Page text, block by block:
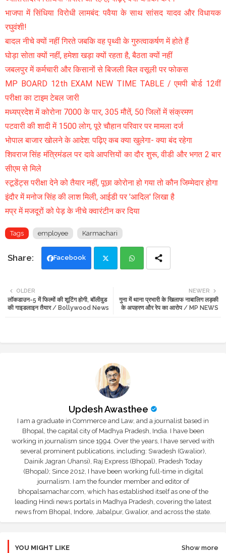
भाजपा में सिंधिया विरोधी लामबंद: पवैया के साथ सांसद यादव और विधायक
रघुवंशी!
बादल नीचे क्यों नहीं गिरते जबकि वह पृथ्वी के गुरुत्वाकर्षण में होते हैं
घोड़ा सोता क्यों नहीं, हमेशा खड़ा क्यों रहता है, बैठता क्यों नहीं
जबलपुर में कर्मचारी और किसानों से बिजली बिल वसूली पर फोकस
MP BOARD 12th EXAM NEW TIME TABLE / एमपी बोर्ड 12वीं
परीक्षा का टाइम टेबल जारी
मध्यप्रदेश में कोरोना 7000 के पार, 305 मौतें, 50 जिलों में संक्रमण
पटवारी की शादी में 1500 लोग, पूरे चौहान परिवार पर मामला दर्ज
भोपाल बाजार खोलने के आदेश: पढ़िए कब क्या खुलेगा- क्या बंद रहेगा
शिवराज सिंह मंत्रिमंडल पर दावे आपत्तियों का दौर शुरू, वीडी और भगत 2 बार
सीएम से मिले
स्टूडेंट्स परीक्षा देने को तैयार नहीं, पूछा कोरोना हो गया तो कौन जिम्मेदार होगा
इंदौर में मनोज सिंह की लाश मिली, आईडी पर 'आदिल' लिखा है
मप्र में मजदूरों को पेड़ के नीचे क्वारंटीन कर दिया
Tags employee Karmachari
Facebook
tte ats
NEWER
गुना में थाना प्रभारी के खिलाफ नाबालिग लड़की
के अपहरण और रेप का आरोप / MP NEWS
OLDER
लॉकडाउन-5 में फिल्मों की शूटिंग होगी, बॉलीवुड
की गाइडलाइन तैयार / Bollywood News
Updesh Awasthee
I am a graduate in Commerce and Law, and a journalist based in
Bhopal, the capital city of Madhya Pradesh, India. I have been
working in journalism since 1994. Over the years, I have served with
several prominent publications, including: Swadesh (Gwalior),
Dainik Jagran (Jhansi), Raj Express (Bhopal), Pradesh Today
(Bhopal); Since 2012, I have been working full-time in digital
journalism. I am the founder member and editor of
bhopalsamachar.com, which has established itself as one of the
leading Hindi news portals in Madhya Pradesh, covering the latest
news from Bhopal, Indore, Jabalpur, Gwalior, and across the state.
YOU MIGHT LIKE Show more